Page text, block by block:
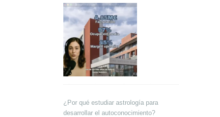
¿Por qué estudiar astrología para
desarrollar el autoconocimiento?